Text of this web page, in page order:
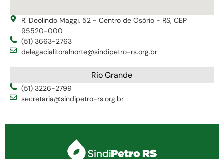
R. Deolindo Maggi, 52 - Centro de Osório - RS, CEP
95520-000
(51) 3663-2763
delegacialitoralnorte@sindipetro-rs.org.br
Rio Grande
(51) 3226-2799
secretaria@sindipetro-rs.org.br